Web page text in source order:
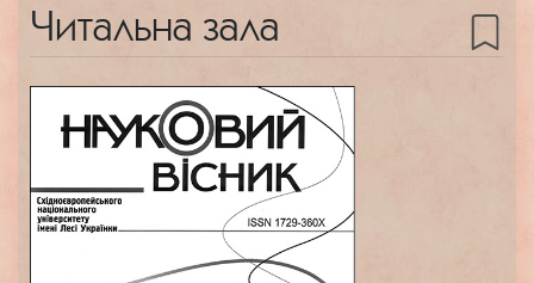
Читальна зала